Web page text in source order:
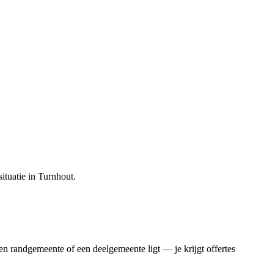
in Turnhout.
randgemeente of een deelgemeente ligt — je krijgt offertes